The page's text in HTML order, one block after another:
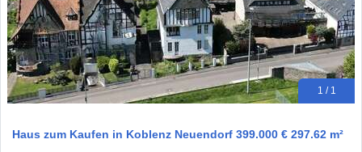
1 / 1
Haus zum Kaufen in Koblenz Neuendorf 399.000 € 297.62 m²